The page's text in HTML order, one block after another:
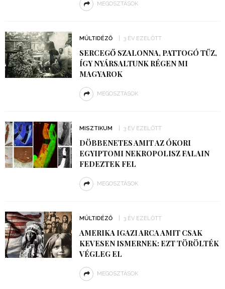
MEGOSZTÁSOK
MÚLTIDÉZŐ 3 ÉV EZELŐTT
SERCEGŐ SZALONNA, PATTOGÓ TŰZ,
ÍGY NYÁRSALTUNK RÉGEN MI
MAGYAROK
MEGOSZTÁSOK
MISZTIKUM 3 ÉV EZELŐTT
DÖBBENETES AMIT AZ ÓKORI
EGYIPTOMI NEKROPOLISZ FALAIN
FEDEZTEK FEL
MEGOSZTÁSOK
MÚLTIDÉZŐ 3 ÉV EZELŐTT
AMERIKA IGAZI ARCA AMIT CSAK
KEVESEN ISMERNEK: EZT TÖRÖLTÉK
VÉGLEG EL
MEGOSZTÁSOK